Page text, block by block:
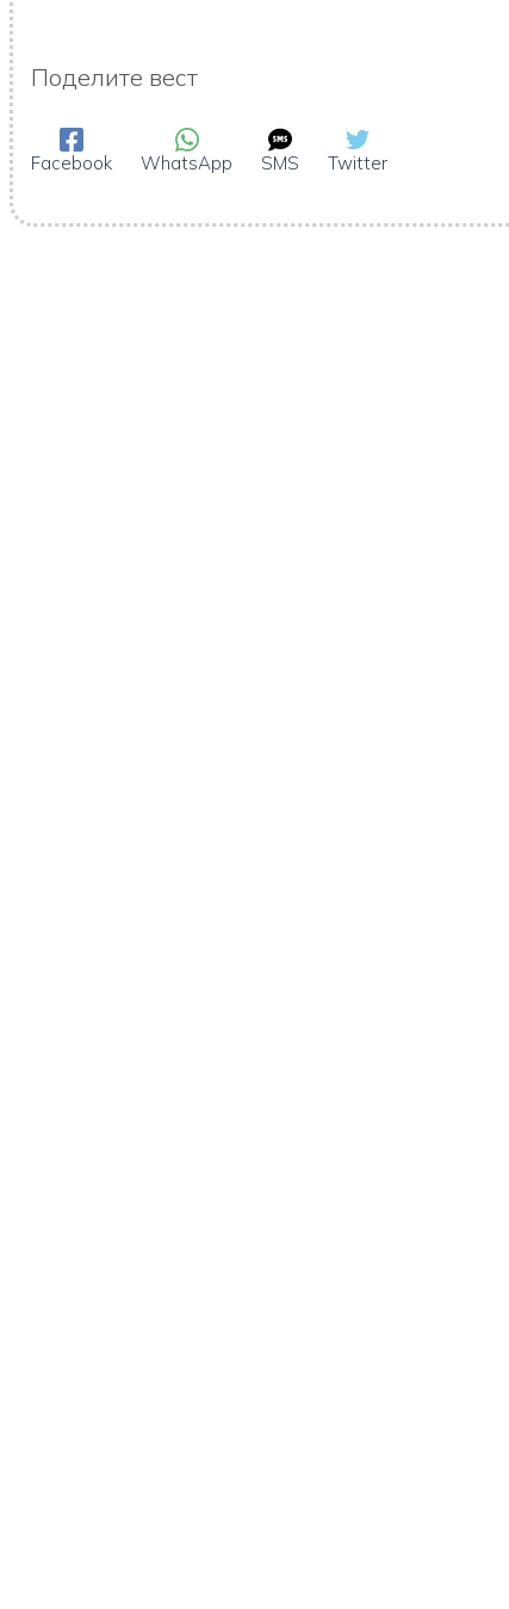
Поделите вест
Facebook WhatsApp SMS Twitter